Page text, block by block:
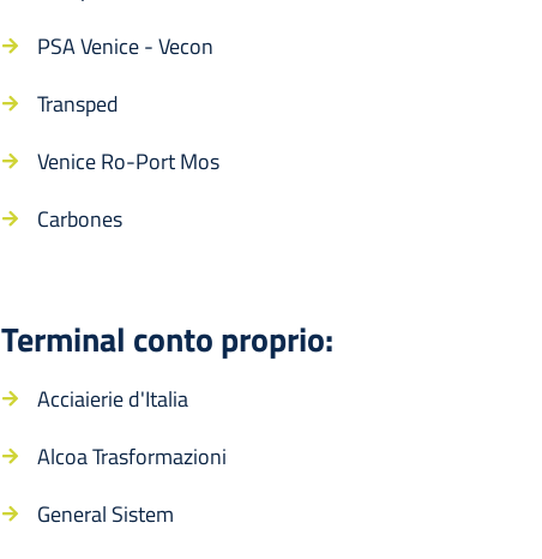
PSA Venice - Vecon
Transped
Venice Ro-Port Mos
Carbones
Terminal conto proprio:
Acciaierie d'Italia
Alcoa Trasformazioni
General Sistem